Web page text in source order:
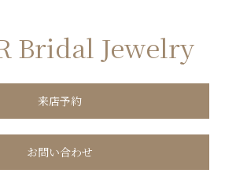
Bridal Jewelry
来店予約
お問い合わせ